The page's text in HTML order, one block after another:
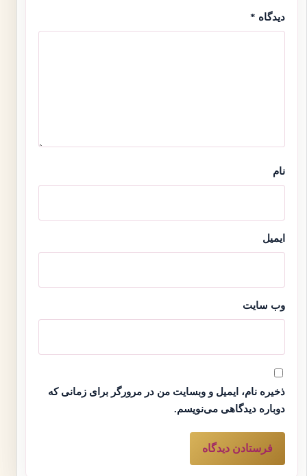
دیدگاه *
نام
ایمیل
وب‌ سایت
ذخیره نام، ایمیل و وبسایت من در مرورگر برای زمانی که
دوباره دیدگاهی می‌نویسم.